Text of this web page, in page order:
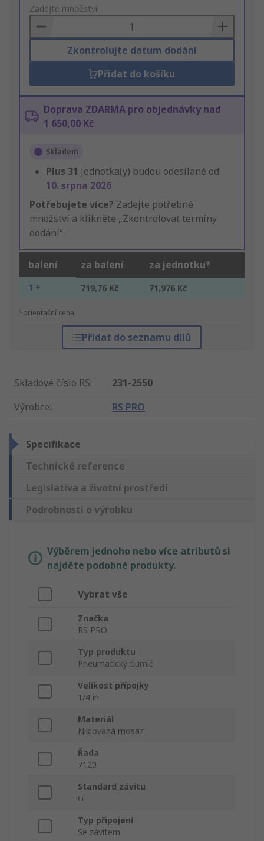
to
Basket
Zadejte množství
Zkontrolujte datum dodání
Přidat do košíku
Doprava ZDARMA pro objednávky nad
1 650,00 Kč
Skladem
Plus 31 jednotka(y) budou odesílané od
10. srpna 2026
Potřebujete více? Zadejte potřebné
množství a klikněte „Zkontrolovat termíny
dodání“.
balení za balení za jednotku*
1 + 719,76 Kč 71,976 Kč
*orientační cena
Přidat do seznamu dílů
Skladové číslo RS:
231-2550
Výrobce: RS PRO
Specifikace
Technické reference
Legislativa a životní prostředí
Podrobnosti o výrobku
Výběrem jednoho nebo více atributů si
najděte podobné produkty.
Vybrat vše
Značka
RS PRO
Typ produktu
Pneumatický tlumič
Velikost přípojky
1/4 in
Materiál
Niklovaná mosaz
Řada
7120
Standard závitu
G
Typ připojení
Se závitem